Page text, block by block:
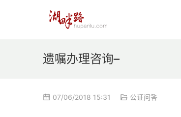
遗嘱办理咨询–
07/06/2018 15:31 公证问答